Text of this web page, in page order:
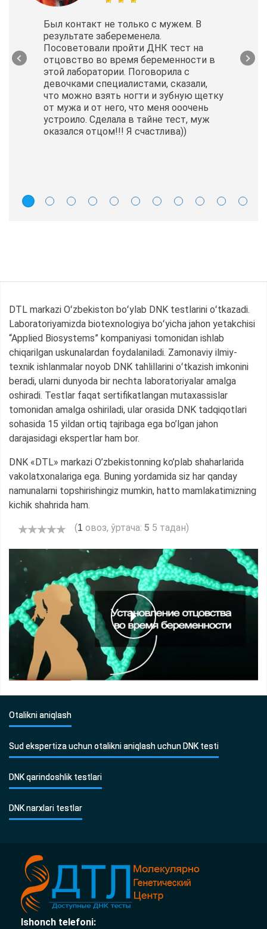
Был контакт не только с мужем. В
результате забеременела.
Посоветовали пройти ДНК тест на
отцовство во время беременности в
этой лаборатории. Поговорила с
девочками специалистами, сказали,
что можно взять ногти и зубную щетку
от мужа и от него, что меня ооочень
устроило. Сделала в тайне тест, муж
оказался отцом!!! Я счастлива))
DTL markazi Oʻzbekiston boʻylab DNK testlarini oʻtkazadi.
Laboratoriyamizda biotexnologiya boʻyicha jahon yetakchisi
“Applied Biosystems” kompaniyasi tomonidan ishlab
chiqarilgan uskunalardan foydalaniladi. Zamonaviy ilmiy-
texnik ishlanmalar noyob DNK tahlillarini oʻtkazish imkonini
beradi, ularni dunyoda bir nechta laboratoriyalar amalga
oshiradi. Testlar faqat sertifikatlangan mutaxassislar
tomonidan amalga oshiriladi, ular orasida DNK tadqiqotlari
sohasida 15 yildan ortiq tajribaga ega bo’lgan jahon
darajasidagi ekspertlar ham bor.
DNK «DTL» markazi O’zbekistonning ko’plab shaharlarida
vakolatxonalariga ega. Buning yordamida siz har qanday
namunalarni topshirishingiz mumkin, hatto mamlakatimizning
kichik shahrida ham.
(1 овоз, ўртача: 5 5 тадан)
Otalikni aniqlash
Sud ekspertiza uchun otalikni aniqlash uchun DNK testi
DNK qarindoshlik testlari
DNK narxlari testlar
Ishonch telefoni: